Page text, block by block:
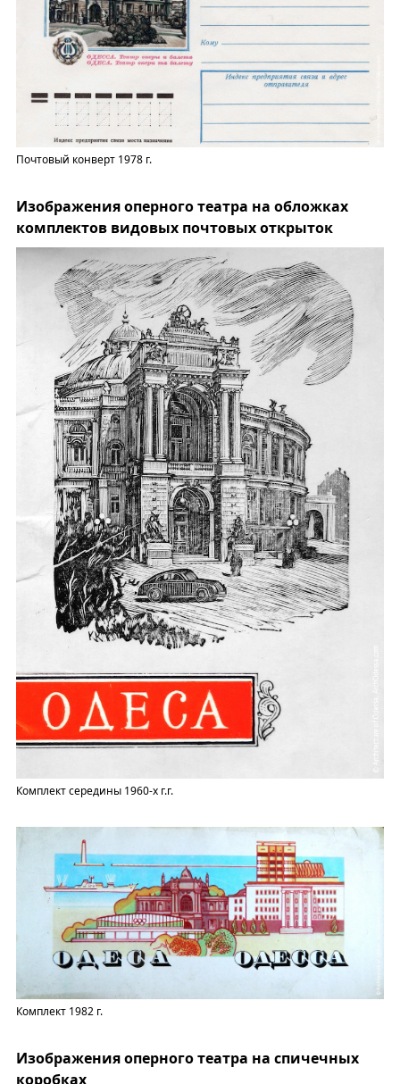
Почтовый конверт 1978 г.
Изображения оперного театра на обложках
комплектов видовых почтовых открыток
Комплект середины 1960-х г.г.
Комплект 1982 г.
Изображения оперного театра на спичечных
коробках